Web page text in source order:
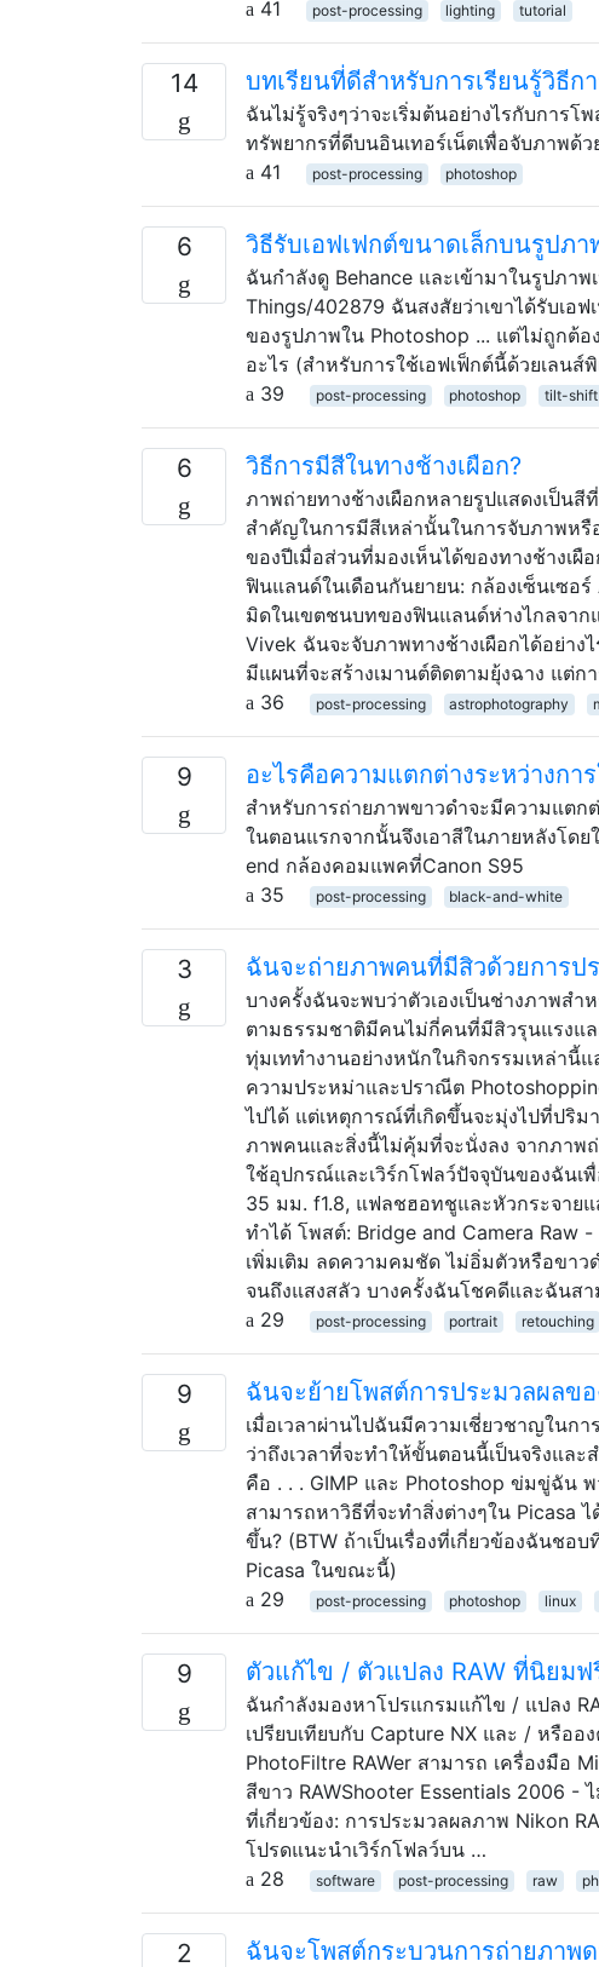
41
post-processing lighting tutorial
14 บทเรียนที่ดีสำหรับการเรียนรู้วิธีก
ฉันไม่รู้จริงๆว่าจะเริ่มต้นอย่างไรกับการ
ทรัพยากรที่ดีบนอินเทอร์เน็ตเพื่อจับภาพด้
41
post-processing photoshop
6 วิธีรับเอฟเฟกต์ขนาดเล็กบนรูปภ
ฉันกำลังดู Behance และเข้ามาในรูปภา
Things/402879 ฉันสงสัยว่าเขาได้รับเอ
ของรูปภาพใน Photoshop ... แต่ไม่ถูกต้
อะไร (สำหรับการใช้เอฟเฟ็กต์นี้ด้วยเลน
39
post-processing photoshop tilt-shift
6 วิธีการมีสีในทางช้างเผือก?
ภาพถ่ายทางช้างเผือกหลายรูปแสดงเป็น
สำคัญในการมีสีเหล่านั้นในการจับภาพหรื
ของปีเมื่อส่วนที่มองเห็นได้ของทางช้างเ
ฟินแลนด์ในเดือนกันยายน: กล้องเซ็นเซอ
มิดในเขตชนบทของฟินแลนด์ห่างไกลจา
Vivek ฉันจะจับภาพทางช้างเผือกได้อย่าง
มีแผนที่จะสร้างเมานต์ติดตามยุ้งฉาง แต่ก
36
post-processing astrophotography
9 อะไรคือความแตกต่างระหว่างก
สำหรับการถ่ายภาพขาวดำจะมีความแต
ในตอนแรกจากนั้นจึงเอาสีในภายหลังโ
end กล้องคอมแพคที่Canon S95
35
post-processing black-and-white
3 ฉันจะถ่ายภาพคนที่มีสิวด้วยการป
บางครั้งฉันจะพบว่าตัวเองเป็นช่างภาพส
ตามธรรมชาติมีคนไม่กี่คนที่มีสิวรุนแรงแ
ทุ่มเททำงานอย่างหนักในกิจกรรมเหล่านี้
ความประหม่าและปราณีต
ไปได้ แต่เหตุการณ์ที่เกิดขึ้นจะมุ่งไปที่ปริม
ภาพคนและสิ่งนี้ไม่คุ้มที่จะนั่งลง จากภาพถ่
ใช้อุปกรณ์และเวิร์กโฟลว์ปัจจุบันของฉัน
35 มม. f1.8, แฟลชฮอทชูและหัวกระจาย
ทำได้ โพสต์: Bridge and Camera Raw
เพิ่มเติม ลดความคมชัด ไม่อิ่มตัวหรือขาว
จนถึงแสงสลัว บางครั้งฉันโชคดีและฉันส
29
post-processing portrait retouching
9 ฉันจะย้ายโพสต์การประมวลผลข
เมื่อเวลาผ่านไปฉันมีความเชี่ยวชาญในก
ว่าถึงเวลาที่จะทำให้ขั้นตอนนี้เป็นจริงแล
คือ . . . GIMP และ Photoshop ข่มขู่ฉัน
สามารถหาวิธีที่จะทำสิ่งต่างๆใน Picasa
ขึ้น? (BTW ถ้าเป็นเรื่องที่เกี่ยวข้องฉันชอ
Picasa ในขณะนี้)
29
post-processing photoshop linux
9 ตัวแก้ไข / ตัวแปลง RAW ที่นิยมฟ
ฉันกำลังมองหาโปรแกรมแก้ไข / แปลง
เปรียบเทียบกับ Capture NX และ / หรือ
PhotoFiltre RAWer สามารถ เครื่องมือ
สีขาว RAWShooter Essentials 2006 -
ที่เกี่ยวข้อง: การประมวลผลภาพ Nikon
โปรดแนะนำเวิร์กโฟลว์บน …
28
software post-processing raw
2 ฉันจะโพสต์กระบวนการถ่ายภาพ